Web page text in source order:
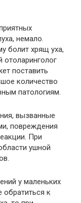
немало.
болит хрящ уха,
поставить
количество
патологиям.
вызванные
повреждения
При
ушной
у маленьких
к